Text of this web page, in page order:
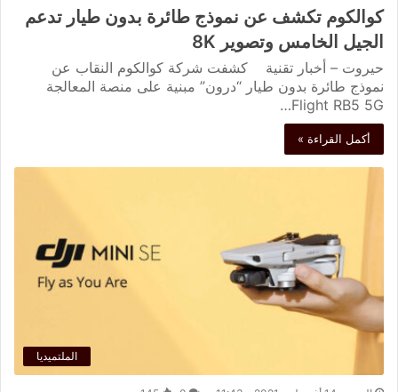
كوالكوم تكشف عن نموذج طائرة بدون طيار تدعم
الجيل الخامس وتصوير 8K
حيروت – أخبار تقنية كشفت شركة كوالكوم النقاب عن
نموذج طائرة بدون طيار “درون” مبنية على منصة المعالجة
Flight RB5 5G…
أكمل القراءة »
الملتميديا